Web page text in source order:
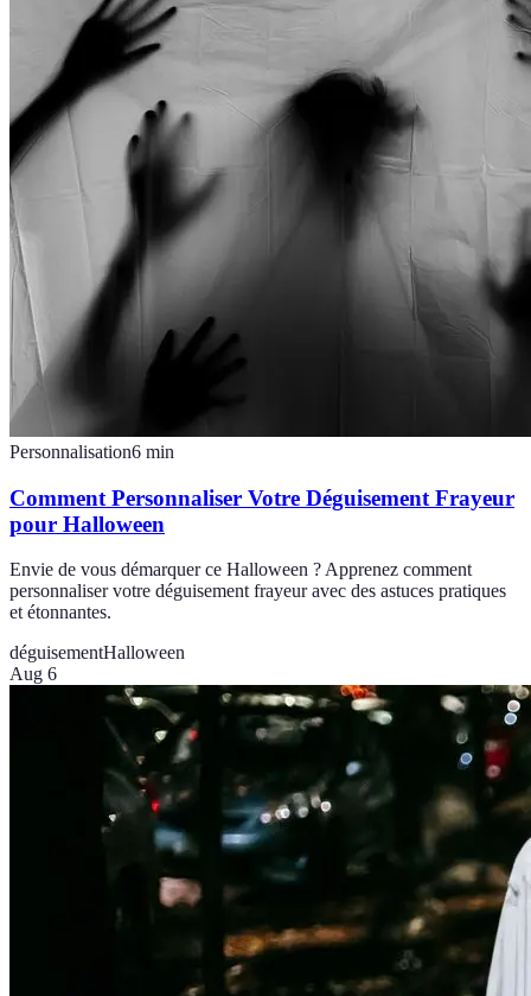
Personnalisation6 min
Comment Personnaliser Votre Déguisement Frayeur
pour Halloween
Envie de vous démarquer ce Halloween ? Apprenez comment
personnaliser votre déguisement frayeur avec des astuces pratiques
et étonnantes.
déguisementHalloween
Aug 6